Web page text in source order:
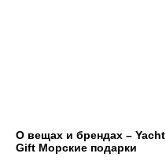
О вещах и брендах – Yacht
Gift Морские подарки